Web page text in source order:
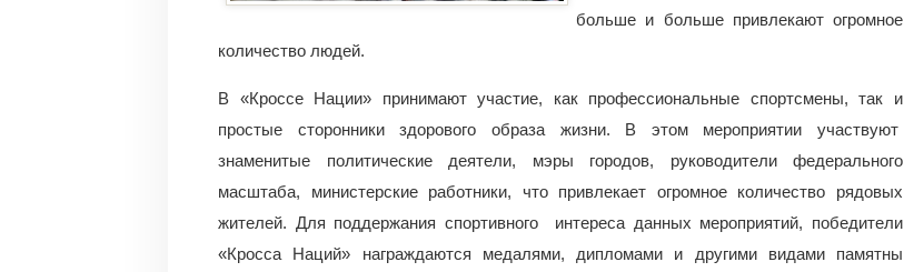
больше и больше привлекают огромное
количество людей.
В «Кроссе Нации» принимают участие, как профессиональные спортсмены, так и
простые сторонники здорового образа жизни. В этом мероприятии участвуют
знаменитые политические деятели, мэры городов, руководители федерального
масштаба, министерские работники, что привлекает огромное количество рядовых
жителей. Для поддержания спортивного интереса данных мероприятий, победители
«Кросса Наций» награждаются медалями, дипломами и другими видами памятны